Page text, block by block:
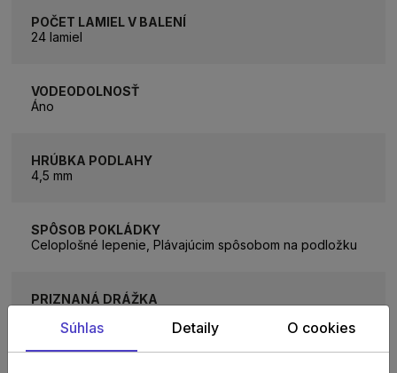
POČET LAMIEL V BALENÍ
24 lamiel
VODEODOLNOSŤ
Áno
HRÚBKA PODLAHY
4,5 mm
SPÔSOB POKLÁDKY
Celoplošné lepenie, Plávajúcim spôsobom na podložku
PRIZNANÁ DRÁŽKA
Súhlas Detaily O cookies